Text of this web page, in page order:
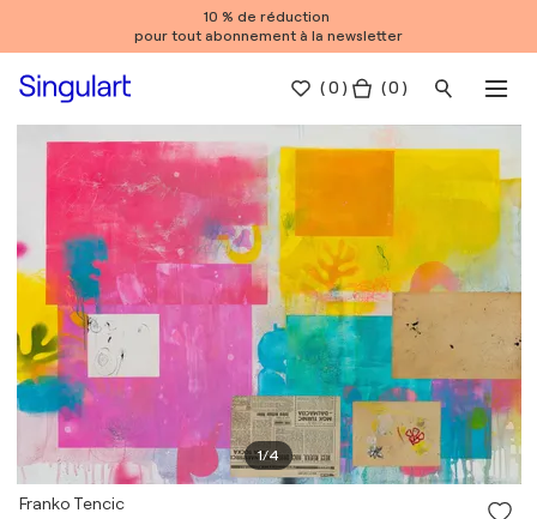
10 % de réduction
pour tout abonnement à la newsletter
(0 ) ( 0 )
1/4
Franko Tencic